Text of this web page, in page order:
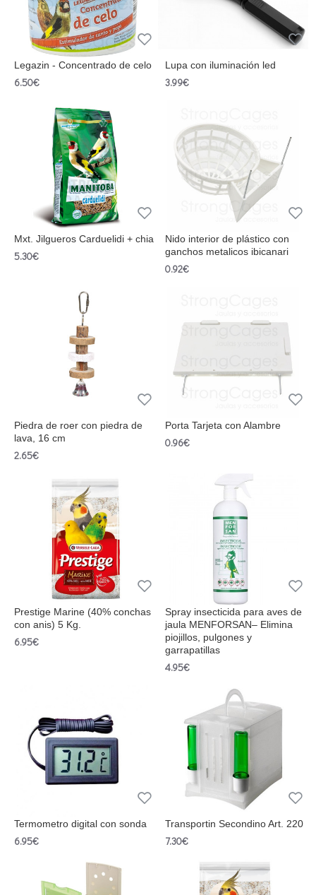
Legazin - Concentrado de celo
6.50€
Lupa con iluminación led
3.99€
Mxt. Jilgueros Carduelidi + chia
5.30€
Nido interior de plástico con
ganchos metalicos ibicanari
0.92€
Piedra de roer con piedra de
lava, 16 cm
2.65€
Porta Tarjeta con Alambre
0.96€
Prestige Marine (40% conchas
con anis) 5 Kg.
6.95€
Spray insecticida para aves de
jaula MENFORSAN– Elimina
piojillos, pulgones y
garrapatillas
4.95€
Termometro digital con sonda
6.95€
Transportin Secondino Art. 220
7.30€